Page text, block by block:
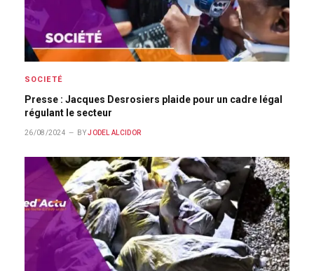
SOCIETÉ
Presse : Jacques Desrosiers plaide pour un cadre légal
régulant le secteur
26/08/2024 BY JODEL ALCIDOR